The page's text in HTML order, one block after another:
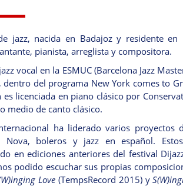
jazz, nacida en Badajoz y residente en
pianista, arreglista y compositora.
vocal en la ESMUC (Barcelona Jazz
dentro del programa New York comes to
es licenciada en piano clásico por
medio de canto clásico.
ha liderado varios proyectos
Nova, boleros y jazz en español.
en ediciones anteriores del festival
podido escuchar sus propias
Love (TempsRecord 2015) y